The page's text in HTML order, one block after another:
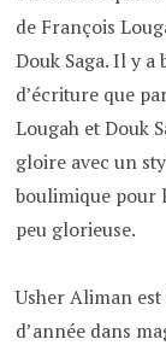
de François
Douk Saga. Il y
d’écriture que
Lougah et Douk
gloire avec un
boulimique pour
peu glorieuse.
Usher Aliman
d’année dans